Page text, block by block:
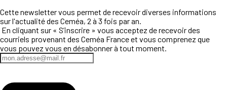
Cette newsletter vous permet de recevoir diverses informations
sur l'actualité des Ceméa, 2 à 3 fois par an.
En cliquant sur « S’inscrire » vous acceptez de recevoir des
courriels provenant des Ceméa France et vous comprenez que
vous pouvez vous en désabonner à tout moment.